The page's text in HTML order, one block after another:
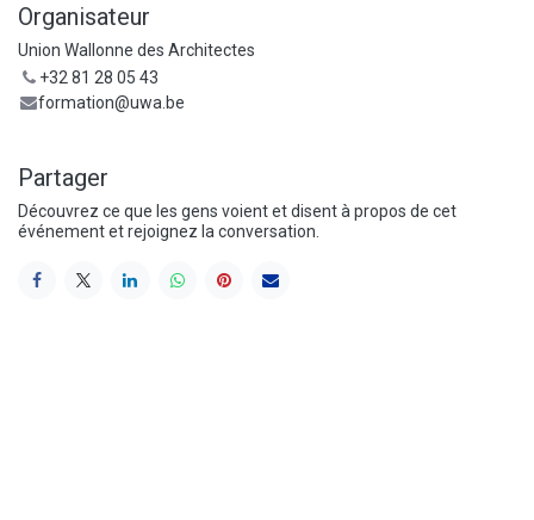
Organisateur
Union Wallonne des Architectes
+32 81 28 05 43
formation@uwa.be
Partager
Découvrez ce que les gens voient et disent à propos de cet
événement et rejoignez la conversation.